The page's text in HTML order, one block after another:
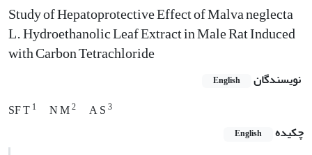
Study of Hepatoprotective Effect of Malva neglecta
L. Hydroethanolic Leaf Extract in Male Rat Induced
with Carbon Tetrachloride
نویسندگان English
SF T1 N M2 A S3
چکیده English